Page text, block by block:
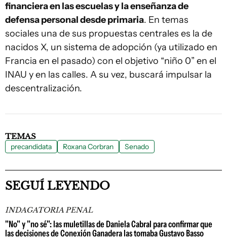
financiera en las escuelas y la enseñanza de
defensa personal desde primaria. En temas
sociales una de sus propuestas centrales es la de
nacidos X, un sistema de adopción (ya utilizado en
Francia en el pasado) con el objetivo “niño 0” en el
INAU y en las calles. A su vez, buscará impulsar la
descentralización.
TEMAS
precandidata Roxana Corbran Senado
SEGUÍ LEYENDO
INDAGATORIA PENAL
"No" y "no sé": las muletillas de Daniela Cabral para confirmar que
las decisiones de Conexión Ganadera las tomaba Gustavo Basso